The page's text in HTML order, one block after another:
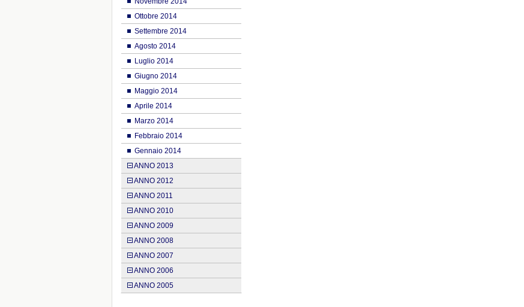
Ottobre 2014
Settembre 2014
Agosto 2014
Luglio 2014
Giugno 2014
Maggio 2014
Aprile 2014
Marzo 2014
Febbraio 2014
Gennaio 2014
ANNO 2013
ANNO 2012
ANNO 2011
ANNO 2010
ANNO 2009
ANNO 2008
ANNO 2007
ANNO 2006
ANNO 2005